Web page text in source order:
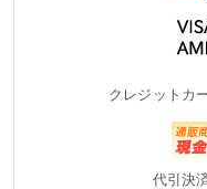
クレジットカ
代引決